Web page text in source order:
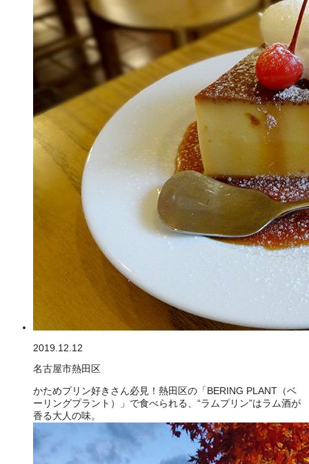
2019.12.12
名古屋市熱田区
かためプリン好きさん必見！熱田区の「BERING PLANT（ベ
ーリングプラント）」で食べられる、“ラムプリン”はラム酒が
香る大人の味。